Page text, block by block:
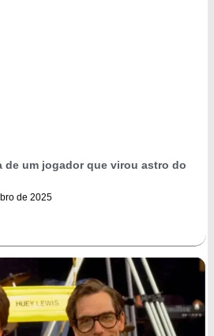
de um jogador que virou astro do
de 2025